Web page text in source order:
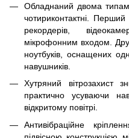
Обладнаний двома
чотириконтактні.
рекордерів,
мікрофонним входом.
ноутбуків, оснащених
навушників.
Хутряний
практично усуваючи
відкритому повітрі.
Антивібраційне